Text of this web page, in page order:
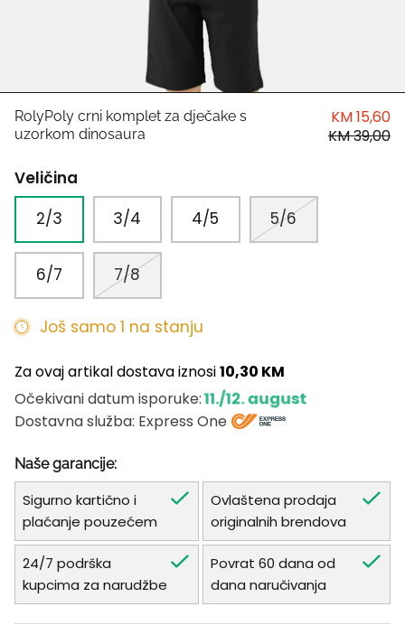
LIU JO
Harvard
RolyPoly crni komplet za dječake s
uzorkom dinosaura
KM 15,60
KM 39,00
Veličina
2/3
3/4 4/5 5/6
6/7 7/8
Još samo 1 na stanju
Za ovaj artikal dostava iznosi10,30 KM
Očekivani datum isporuke:11./12. august
Dostavna služba: Express One
Naše garancije:
Sigurno kartično i
plaćanje pouzećem
Ovlaštena prodaja
originalnih brendova
24/7 podrška
kupcima za narudžbe
Povrat 60 dana od
dana naručivanja